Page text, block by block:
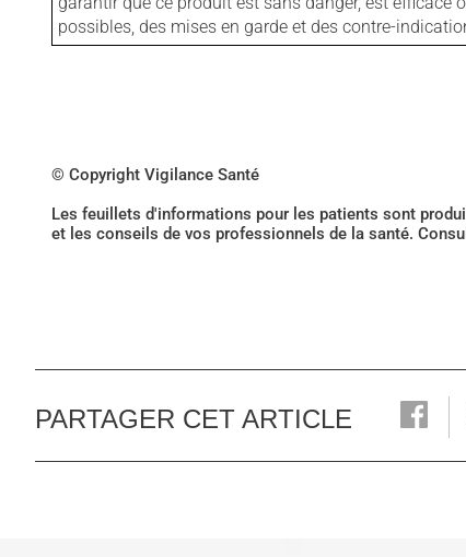
possibles, des mises en garde et des contre-
© Copyright Vigilance Santé
Les feuillets d'informations pour les patients sont
et les conseils de vos professionnels de la santé.
PARTAGER CET ARTICLE